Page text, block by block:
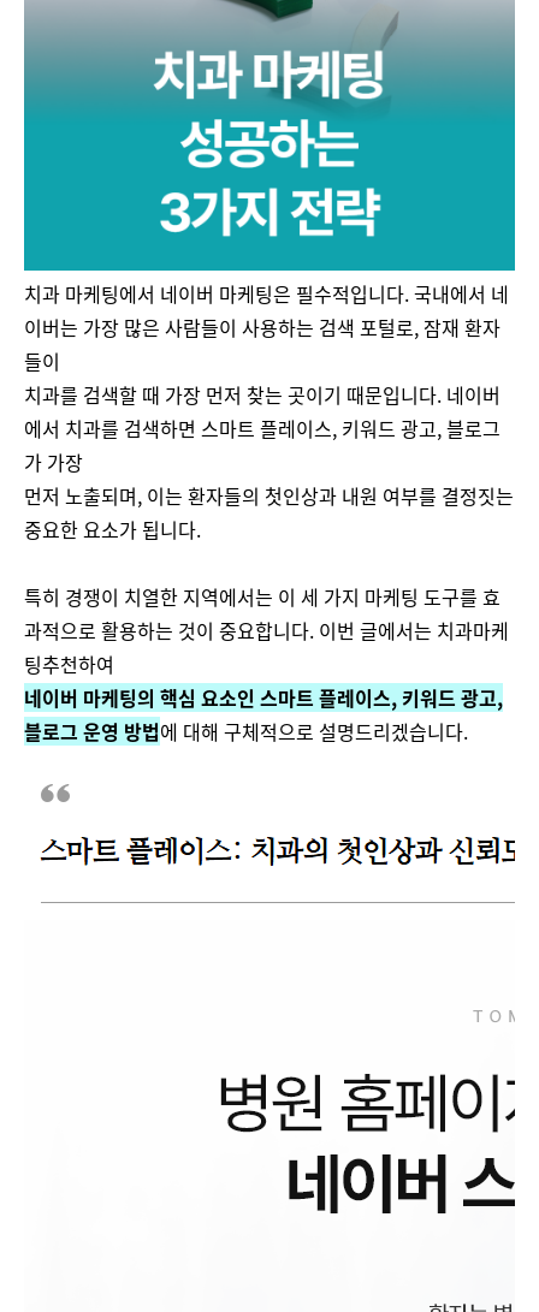
치과 마케팅에서 네이버 마케팅은 필수적입니다. 국내에서 네
이버는 가장 많은 사람들이 사용하는 검색 포털로, 잠재 환자
들이
치과를 검색할 때 가장 먼저 찾는 곳이기 때문입니다. 네이버
에서 치과를 검색하면 스마트 플레이스, 키워드 광고, 블로그
가 가장
먼저 노출되며, 이는 환자들의 첫인상과 내원 여부를 결정짓는
중요한 요소가 됩니다.
특히 경쟁이 치열한 지역에서는 이 세 가지 마케팅 도구를 효
과적으로 활용하는 것이 중요합니다. 이번 글에서는 치과마케
팅추천하여
네이버 마케팅의 핵심 요소인 스마트 플레이스, 키워드 광고,
블로그 운영 방법에 대해 구체적으로 설명드리겠습니다.